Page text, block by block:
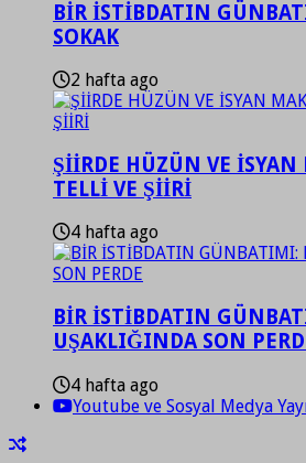
BİR İSTİBDATIN
SOKAK
2 hafta ago
ŞİİRDE HÜZÜN VE
TELLİ VE ŞİİRİ
4 hafta ago
BİR İSTİBDATIN
UŞAKLIĞINDA SON
4 hafta ago
Youtube ve Sosyal Medya